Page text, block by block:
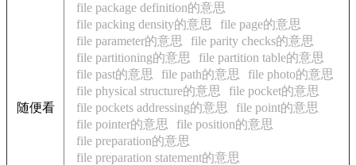
随便看
file package definition的意思
file packing density的意思
file page的意思
file parameter的意思
file parity checks的意思
file partitioning的意思
file partition table的意思
file past的意思
file path的意思
file photo的意思
file physical structure的意思
file pocket的意思
file pockets addressing的意思
file point的意思
file pointer的意思
file position的意思
file preparation的意思
file preparation statement的意思